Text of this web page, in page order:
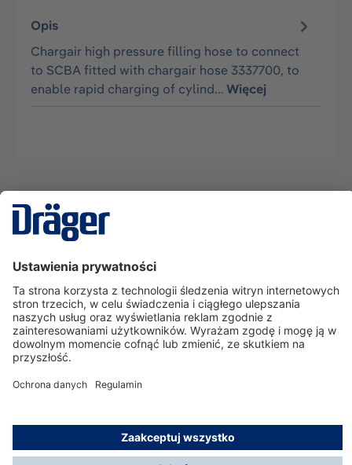
Opis
Chargair high pressure filling hose to connect
to SCBA fitted with chargair hose 3337700, to
enable rapid charging of cylind…Więcej
Serwisowa linia hotline
O nas
Korzystanie ze sklepu
© Dräger Polska Sp. z o.o., 2025